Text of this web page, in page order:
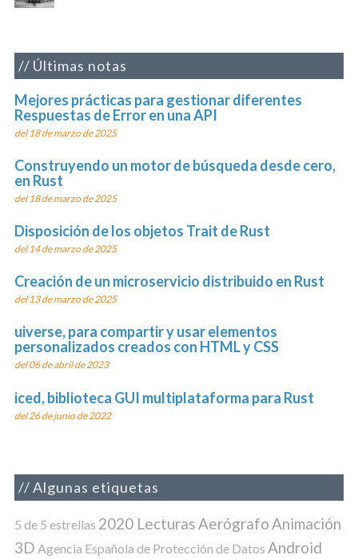
Últimas notas
Mejores prácticas para gestionar diferentes
Respuestas de Error en una API
del 18 de marzo de 2025
Construyendo un motor de búsqueda desde cero,
en Rust
del 18 de marzo de 2025
Disposición de los objetos Trait de Rust
del 14 de marzo de 2025
Creación de un microservicio distribuido en Rust
del 13 de marzo de 2025
uiverse, para compartir y usar elementos
personalizados creados con HTML y CSS
del 06 de abril de 2023
iced, biblioteca GUI multiplataforma para Rust
del 26 de junio de 2022
Algunas etiquetas
5 de 5 estrellas 2020 LecturasAerógrafoAnimación
3D Agencia Española de Protección de Datos Android